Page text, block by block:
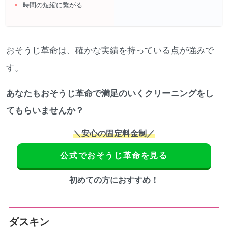
時間の短縮に繋がる
おそうじ革命は、確かな実績を持っている点が強みで
す。
あなたもおそうじ革命で満足のいくクリーニングをし
てもらいませんか？
＼安心の固定料金制／
公式でおそうじ革命を見る
初めての方におすすめ！
ダスキン